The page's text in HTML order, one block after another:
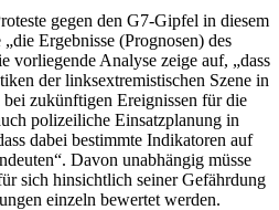
gegen den G7-Gipfel in diesem
Ergebnisse (Prognosen) des
vorliegende Analyse zeige auf, „dass
der linksextremistischen Szene in
bei zukünftigen Ereignissen für die
polizeiliche Einsatzplanung in
dabei bestimmte Indikatoren auf
Davon unabhängig müsse
sich hinsichtlich seiner Gefährdung
einzeln bewertet werden.